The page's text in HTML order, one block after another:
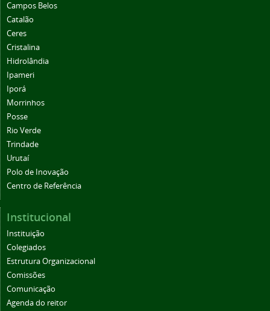
Campos Belos
Catalão
Ceres
Cristalina
Hidrolândia
Ipameri
Iporá
Morrinhos
Posse
Rio Verde
Trindade
Urutaí
Polo de Inovação
Centro de Referência
Institucional
Instituição
Colegiados
Estrutura Organizacional
Comissões
Comunicação
Agenda do reitor